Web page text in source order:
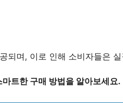
되며, 이로 인해 소비자들은
트한 구매 방법을 알아보세요.